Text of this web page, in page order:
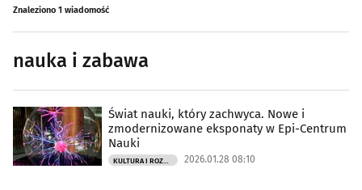
Znaleziono 1 wiadomość
nauka i zabawa
Świat nauki, który zachwyca. Nowe i
zmodernizowane eksponaty w Epi-Centrum
Nauki
2026.01.28 08:10